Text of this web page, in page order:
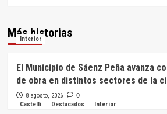
Más historias
Interior
El Municipio de Sáenz Peña avanza
de obra en distintos sectores de la
8 agosto, 2026 0
Castelli Destacados Interior